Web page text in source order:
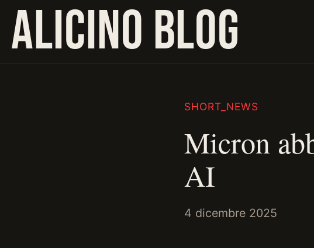
ALICINO BLOG
SHORT_NEWS
Micron
AI
4 dicembre 2025